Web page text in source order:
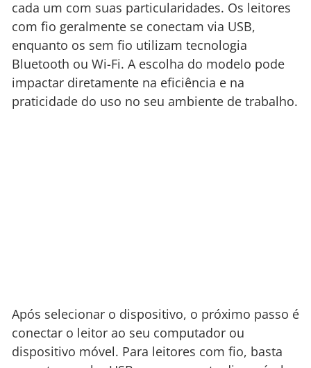
cada um com suas particularidades. Os leitores
com fio geralmente se conectam via USB,
enquanto os sem fio utilizam tecnologia
Bluetooth ou Wi-Fi. A escolha do modelo pode
impactar diretamente na eficiência e na
praticidade do uso no seu ambiente de trabalho.
Após selecionar o dispositivo, o próximo passo é
conectar o leitor ao seu computador ou
dispositivo móvel. Para leitores com fio, basta